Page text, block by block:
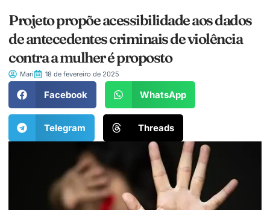
Projeto propõe acessibilidade aos dados
de antecedentes criminais de violência
contra a mulher é proposto
Mari 18 de fevereiro de 2025
Facebook WhatsApp
Telegram Threads